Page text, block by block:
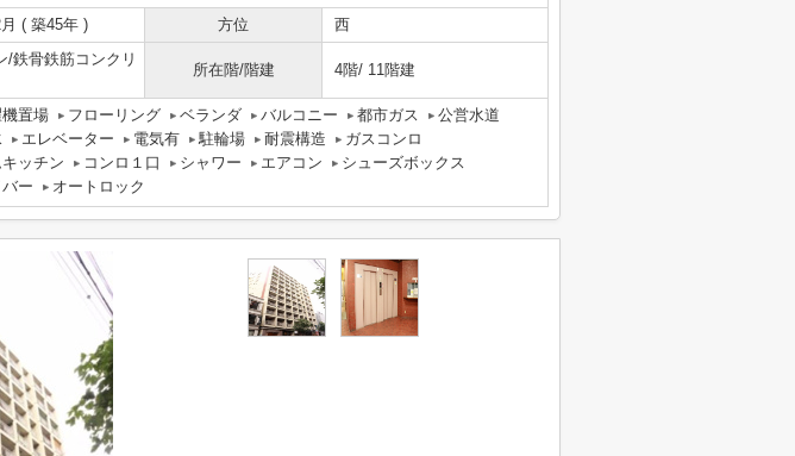
( 築45年 ) 方位 西
/鉄骨鉄筋コンクリ
所在階/階建 4階/ 11階建
置場 フローリング ベランダ バルコニー 都市ガス
公営水道
エレベーター 電気有 駐輪場 耐震構造
ガスコンロ
ッチン
コンロ１口 シャワー エアコン
シューズボックス
ー
オートロック